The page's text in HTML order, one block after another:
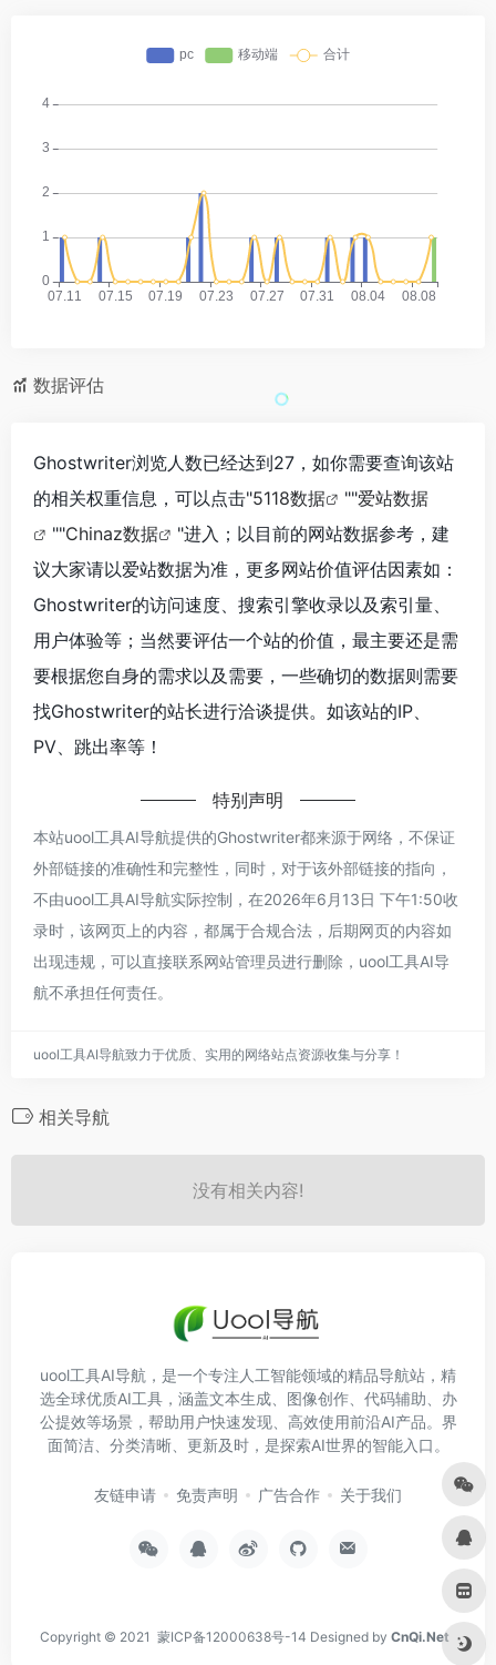
数据评估
Ghostwriter浏览人数已经达到27，如你需要查询该站
的相关权重信息，可以点击"5118数据 ""爱站数据
""Chinaz数据
"进入；以目前的网站数据参考，建
议大家请以爱站数据为准，更多网站价值评估因素如：
Ghostwriter的访问速度、搜索引擎收录以及索引量、
用户体验等；当然要评估一个站的价值，最主要还是需
要根据您自身的需求以及需要，一些确切的数据则需要
找Ghostwriter的站长进行洽谈提供。如该站的IP、
PV、跳出率等！
特别声明
本站uool工具AI导航提供的Ghostwriter都来源于网络，不保证
外部链接的准确性和完整性，同时，对于该外部链接的指向，
不由uool工具AI导航实际控制，在2026年6月13日 下午1:50收
录时，该网页上的内容，都属于合规合法，后期网页的内容如
出现违规，可以直接联系网站管理员进行删除，uool工具AI导
航不承担任何责任。
uool工具AI导航致力于优质、实用的网络站点资源收集与分享！
相关导航
没有相关内容!
uool工具AI导航，是一个专注人工智能领域的精品导航站，精
选全球优质AI工具，涵盖文本生成、图像创作、代码辅助、办
公提效等场景，帮助用户快速发现、高效使用前沿AI产品。界
面简洁、分类清晰、更新及时，是探索AI世界的智能入口。
友链申请 免责声明 广告合作 关于我们
Copyright © 2021 蒙ICP备12000638号-14 Designed by CnQi.Net